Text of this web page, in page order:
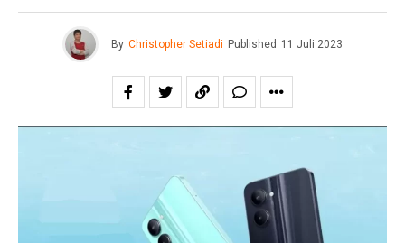
By Christopher Setiadi Published 11 Juli 2023